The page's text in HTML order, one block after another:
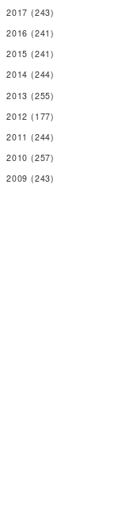
2017 (243)
2016 (241)
2015 (241)
2014 (244)
2013 (255)
2012 (177)
2011 (244)
2010 (257)
2009 (243)